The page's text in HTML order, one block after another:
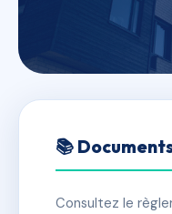
12 BIS
LERAY
📍 12B r du docteur
📚
Consultez le